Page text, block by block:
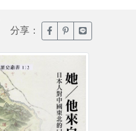
分享： 臉書分享(另開新視窗)
噗浪分享(另開新
Line分享(另